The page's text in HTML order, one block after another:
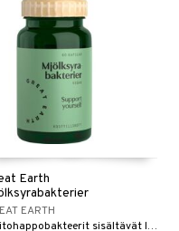
Earth
EARTH
Maitohappobakteerit sisältävät laajan kirjon maitohappobakteereja yhdeksästä eri bakteerikannasta.